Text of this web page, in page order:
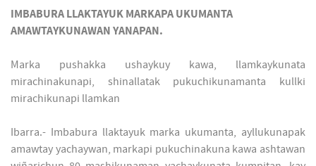
IMBABURA LLAKTAYUK MARKAPA UKUMANTA
AMAWTAYKUNAWAN YANAPAN.
Marka pushakka ushaykuy kawa, llamkaykunata
mirachinakunapi, shinallatak pukuchikunamanta kullki
mirachikunapi llamkan
Ibarra.- Imbabura llaktayuk marka ukumanta, ayllukunapak
amawtay yachaywan, markapi pukuchinakuna kawa ashtawan